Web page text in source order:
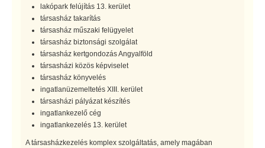
lakópark felújítás 13. kerület
társasház takarítás
társasház műszaki felügyelet
társasház biztonsági szolgálat
társasház kertgondozás Angyalföld
társasházi közös képviselet
társasház könyvelés
ingatlanüzemeltetés XIII. kerület
társasházi pályázat készítés
ingatlankezelő cég
ingatlankezelés 13. kerület
A társasházkezelés komplex szolgáltatás, amely magában